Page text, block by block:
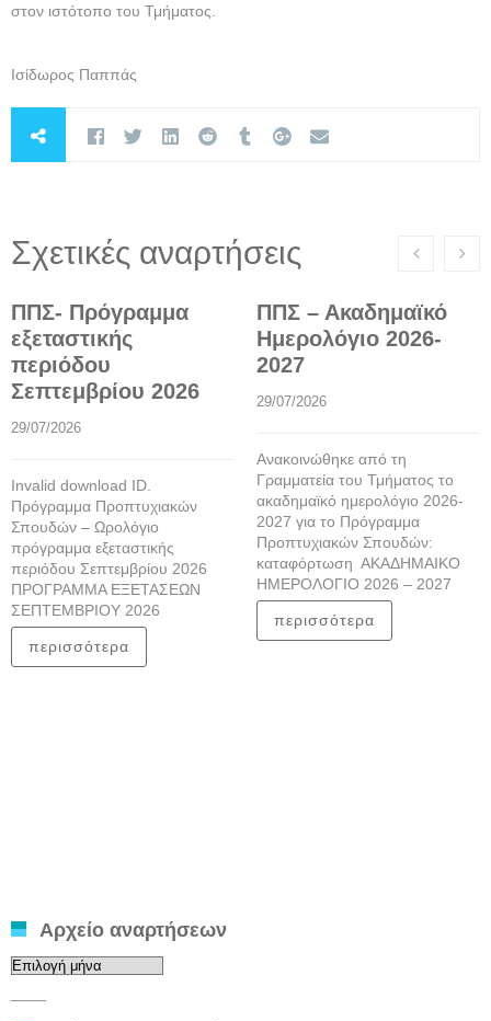
στον ιστότοπο του Τμήματος.
Ισίδωρος Παππάς
Σχετικές αναρτήσεις
ΠΠΣ- Πρόγραμμα
εξεταστικής
περιόδου
Σεπτεμβρίου 2026
29/07/2026
Invalid download ID.
Πρόγραμμα Προπτυχιακών
Σπουδών – Ωρολόγιο
πρόγραμμα εξεταστικής
περιόδου Σεπτεμβρίου 2026
ΠΡΟΓΡΑΜΜΑ ΕΞΕΤΑΣΕΩΝ
ΣΕΠΤΕΜΒΡΙΟΥ 2026
περισσότερα
ΠΠΣ – Ακαδημαϊκό
Ημερολόγιο 2026-
2027
29/07/2026
Ανακοινώθηκε από τη
Γραμματεία του Τμήματος το
ακαδημαϊκό ημερολόγιο 2026-
2027 για το Πρόγραμμα
Προπτυχιακών Σπουδών:
καταφόρτωση ΑΚΑΔΗΜΑΙΚΟ
ΗΜΕΡΟΛΟΓΙΟ 2026 – 2027
περισσότερα
Αρχείο αναρτήσεων
Αρχείο